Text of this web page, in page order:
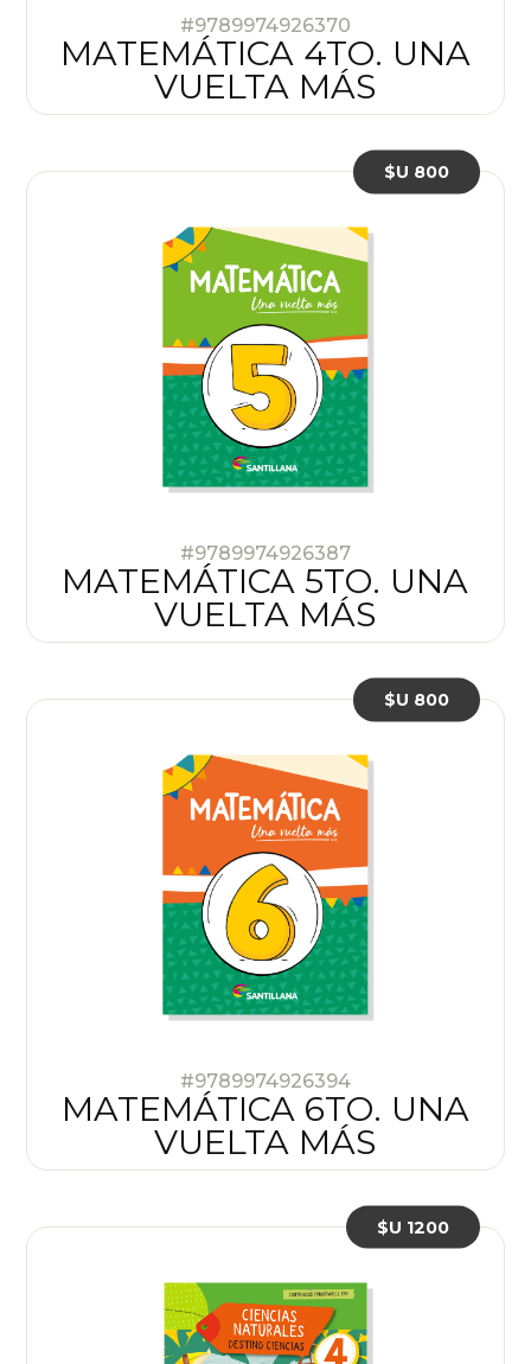
#9789974926370
MATEMÁTICA 4TO. UNA
VUELTA MÁS
#9789974926387
MATEMÁTICA 5TO. UNA
VUELTA MÁS
$U 800
#9789974926394
MATEMÁTICA 6TO. UNA
VUELTA MÁS
$U 800
$U 1200